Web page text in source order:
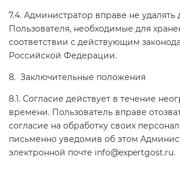
7.4. Администратор вправе не удалять
Пользователя, необходимые для
соответствии с действующим
Российской Федерации.
8. Заключительные положения
8.1. Согласие действует в течение
времени. Пользователь вправе
согласие на обработку своих
письменно уведомив об этом
электронной почте info@expertgost.ru.